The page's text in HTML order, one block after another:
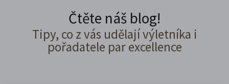
Čtěte náš blog!
Tipy, co z vás udělají výletníka i
pořadatele par excellence